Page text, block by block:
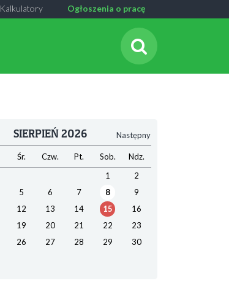
Ogłoszenia o pracę
Kalkulatory
Następny
SIERPIEŃ 2026
Śr. Czw. Pt. Sob.
Ndz.
1
2
5 6 7 8
9
12 13 14 15
16
19 20 21 22
23
26 27 28 29
30